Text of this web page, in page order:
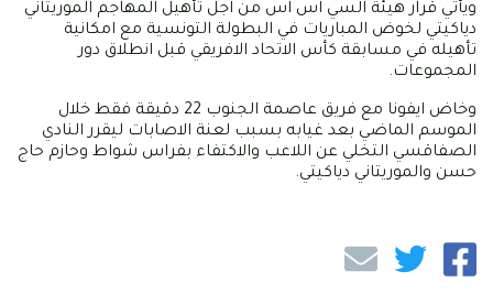
ويأتي قرار هيئة السي اس اس من اجل تأهيل المهاجم الموريتاني
دياكيتي لخوض المباريات في البطولة التونسية مع امكانية
تأهيله في مسابقة كأس الاتحاد الافريقي قبل انطلاق دور
المجموعات.
وخاض ايفونا مع فريق عاصمة الجنوب 22 دقيقة فقط خلال
الموسم الماضي بعد غيابه بسبب لعنة الاصابات ليقرر النادي
الصفاقسي التخلي عن اللاعب والاكتفاء بفراس شواط وحازم حاج
حسن والموريتاني دياكيتي.